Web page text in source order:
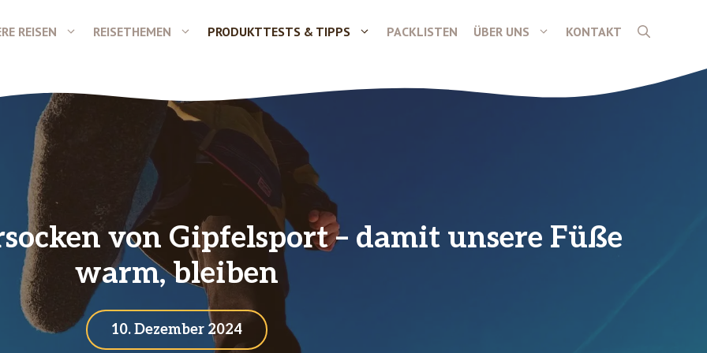
REISEN REISETHEMEN PRODUKTTESTS & TIPPS PACKLISTEN ÜBER UNS KONTAKT
von Gipfelsport – damit unsere Füße
warm, bleiben
10. Dezember 2024